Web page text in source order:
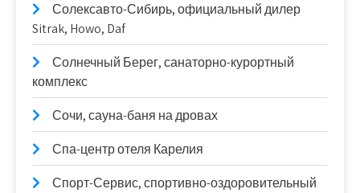
Солексавто-Сибирь, официальный дилер
Sitrak, Howo, Daf
Солнечный Берег, санаторно-курортный
комплекс
Сочи, сауна-баня на дровах
Спа-центр отеля Карелия
Спорт-Сервис, спортивно-оздоровительный